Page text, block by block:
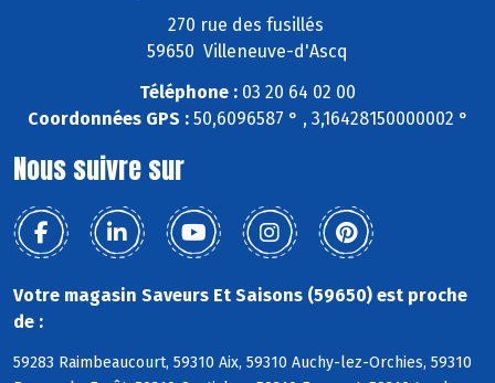
270 rue des fusillés
59650 Villeneuve-d'Ascq
Téléphone : 03 20 64 02 00
Coordonnées GPS :50,6096587 ° , 3,16428150000002 °
Nous suivre sur
Votre magasin Saveurs Et Saisons (59650) est proche
de :
59283 Raimbeaucourt, 59310 Aix, 59310 Auchy-lez-Orchies, 59310